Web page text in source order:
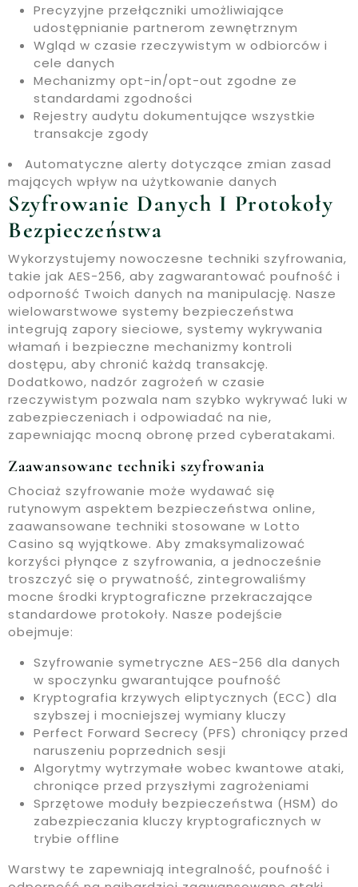
Precyzyjne przełączniki umożliwiające
udostępnianie partnerom zewnętrznym
Wgląd w czasie rzeczywistym w odbiorców i
cele danych
Mechanizmy opt-in/opt-out zgodne ze
standardami zgodności
Rejestry audytu dokumentujące wszystkie
transakcje zgody
Automatyczne alerty dotyczące zmian zasad
mających wpływ na użytkowanie danych
Szyfrowanie Danych I Protokoły
Bezpieczeństwa
Wykorzystujemy nowoczesne techniki szyfrowania,
takie jak AES-256, aby zagwarantować poufność i
odporność Twoich danych na manipulację. Nasze
wielowarstwowe systemy bezpieczeństwa
integrują zapory sieciowe, systemy wykrywania
włamań i bezpieczne mechanizmy kontroli
dostępu, aby chronić każdą transakcję.
Dodatkowo, nadzór zagrożeń w czasie
rzeczywistym pozwala nam szybko wykrywać luki w
zabezpieczeniach i odpowiadać na nie,
zapewniając mocną obronę przed cyberatakami.
Zaawansowane techniki szyfrowania
Chociaż szyfrowanie może wydawać się
rutynowym aspektem bezpieczeństwa online,
zaawansowane techniki stosowane w Lotto
Casino są wyjątkowe. Aby zmaksymalizować
korzyści płynące z szyfrowania, a jednocześnie
troszczyć się o prywatność, zintegrowaliśmy
mocne środki kryptograficzne przekraczające
standardowe protokoły. Nasze podejście
obejmuje:
Szyfrowanie symetryczne AES-256 dla danych
w spoczynku gwarantujące poufność
Kryptografia krzywych eliptycznych (ECC) dla
szybszej i mocniejszej wymiany kluczy
Perfect Forward Secrecy (PFS) chroniący przed
naruszeniu poprzednich sesji
Algorytmy wytrzymałe wobec kwantowe ataki,
chroniące przed przyszłymi zagrożeniami
Sprzętowe moduły bezpieczeństwa (HSM) do
zabezpieczania kluczy kryptograficznych w
trybie offline
Warstwy te zapewniają integralność, poufność i